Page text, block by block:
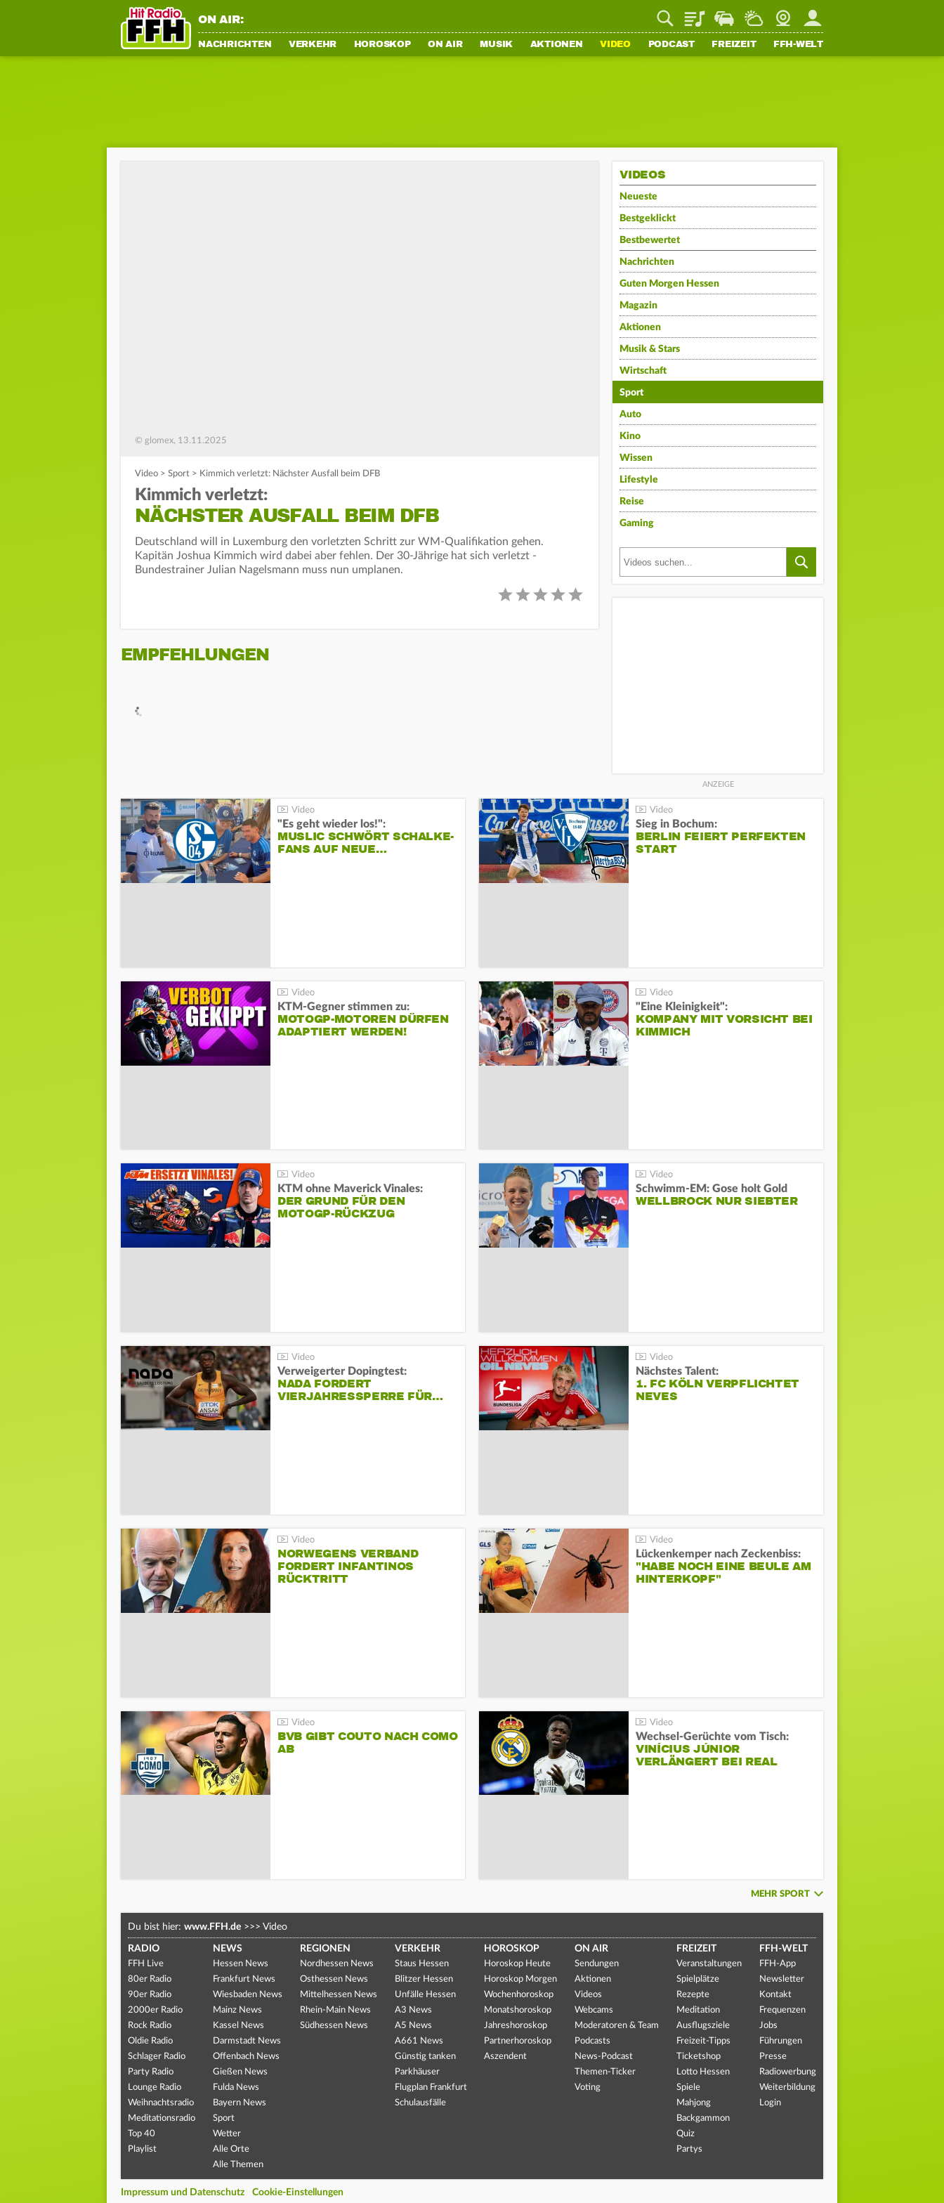
ON AIR: PlaylistStaupilotWetterWebcamMein FFH
NACHRICHTEN VERKEHR HOROSKOP ON AIR MUSIK AKTIONEN VIDEO PODCAST FREIZEIT FFH-WELT
© glomex, 13.11.2025
Video > Sport > Kimmich verletzt: Nächster Ausfall beim DFB
Kimmich verletzt:
NÄCHSTER AUSFALL BEIM DFB
Deutschland will in Luxemburg den vorletzten Schritt zur WM-Qualifikation gehen.
Kapitän Joshua Kimmich wird dabei aber fehlen. Der 30-Jährige hat sich verletzt -
Bundestrainer Julian Nagelsmann muss nun umplanen.
EMPFEHLUNGEN
VIDEOS
Neueste
Bestgeklickt
Bestbewertet
Nachrichten
Guten Morgen Hessen
Magazin
Aktionen
Musik & Stars
Wirtschaft
Sport
Auto
Kino
Wissen
Lifestyle
Reise
Gaming
"Es geht wieder los!":
MUSLIC SCHWÖRT SCHALKE-
FANS AUF NEUE…
Sieg in Bochum:
BERLIN FEIERT PERFEKTEN
START
KTM-Gegner stimmen zu:
MOTOGP-MOTOREN DÜRFEN
ADAPTIERT WERDEN!
"Eine Kleinigkeit":
KOMPANY MIT VORSICHT BEI
KIMMICH
KTM ohne Maverick Vinales:
DER GRUND FÜR DEN
MOTOGP-RÜCKZUG
Schwimm-EM: Gose holt Gold
WELLBROCK NUR SIEBTER
Verweigerter Dopingtest:
NADA FORDERT
VIERJAHRESSPERRE FÜR…
Nächstes Talent:
1. FC KÖLN VERPFLICHTET
NEVES
NORWEGENS VERBAND
FORDERT INFANTINOS
RÜCKTRITT
Lückenkemper nach Zeckenbiss:
"HABE NOCH EINE BEULE AM
HINTERKOPF"
BVB GIBT COUTO NACH COMO
AB
Wechsel-Gerüchte vom Tisch:
VINÍCIUS JÚNIOR
VERLÄNGERT BEI REAL
MEHR SPORT
Du bist hier: www.FFH.de >>> Video
RADIO
FFH Live
80er Radio
90er Radio
2000er Radio
Rock Radio
Oldie Radio
Schlager Radio
Party Radio
Lounge Radio
Weihnachtsradio
Meditationsradio
Top 40
Playlist
NEWS
Hessen News
Frankfurt News
Wiesbaden News
Mainz News
Kassel News
Darmstadt News
Offenbach News
Gießen News
Fulda News
Bayern News
Sport
Wetter
Alle Orte
Alle Themen
REGIONEN
Nordhessen News
Osthessen News
Mittelhessen News
Rhein-Main News
Südhessen News
VERKEHR
Staus Hessen
Blitzer Hessen
Unfälle Hessen
A3 News
A5 News
A661 News
Günstig tanken
Parkhäuser
Flugplan Frankfurt
Schulausfälle
HOROSKOP
Horoskop Heute
Horoskop Morgen
Wochenhoroskop
Monatshoroskop
Jahreshoroskop
Partnerhoroskop
Aszendent
ON AIR
Sendungen
Aktionen
Videos
Webcams
Moderatoren & Team
Podcasts
News-Podcast
Themen-Ticker
Voting
FREIZEIT
Veranstaltungen
Spielplätze
Rezepte
Meditation
Ausflugsziele
Freizeit-Tipps
Ticketshop
Lotto Hessen
Spiele
Mahjong
Backgammon
Quiz
Partys
FFH-WELT
FFH-App
Newsletter
Kontakt
Frequenzen
Jobs
Führungen
Presse
Radiowerbung
Weiterbildung
Login
Impressum und Datenschutz Cookie-Einstellungen